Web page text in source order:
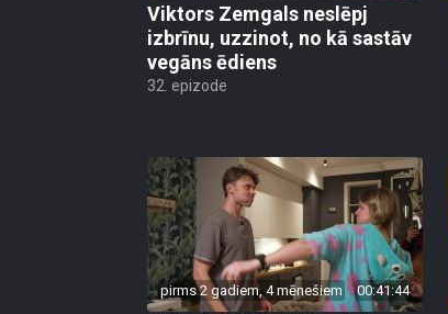
Viktors Zemgals neslēpj
izbrīnu, uzzinot, no kā sastāv
vegāns ēdiens
32. epizode
pirms 2 gadiem, 4 mēnešiem 00:41:44